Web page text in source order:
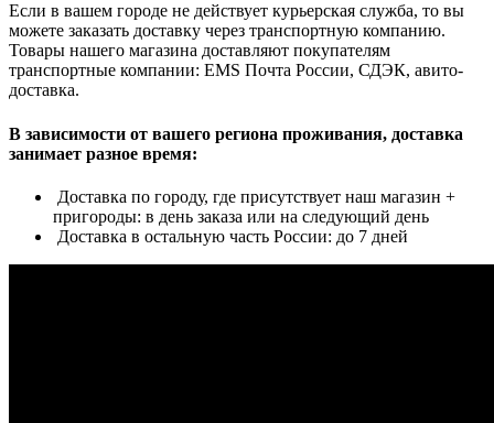
Если в вашем городе не действует курьерская служба, то вы
можете заказать доставку через транспортную компанию.
Товары нашего магазина доставляют покупателям
транспортные компании: EMS Почта России, СДЭК, авито-
доставка.
В зависимости от вашего региона проживания, доставка
занимает разное время:
Доставка по городу, где присутствует наш магазин +
пригороды: в день заказа или на следующий день
Доставка в остальную часть России: до 7 дней